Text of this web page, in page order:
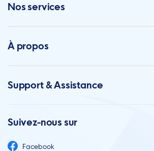
Nos services
À propos
Support & Assistance
Suivez-nous sur
Facebook